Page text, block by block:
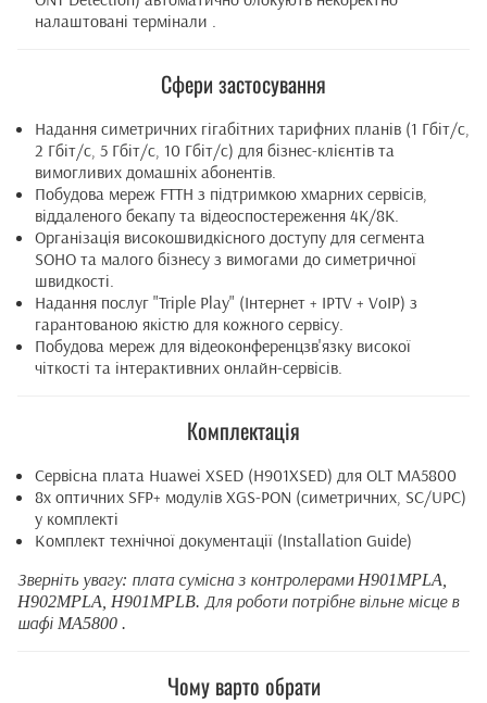
налаштовані термінали .
Сфери застосування
Надання симетричних гігабітних тарифних планів (1 Гбіт/с,
2 Гбіт/с, 5 Гбіт/с, 10 Гбіт/с) для бізнес-клієнтів та
вимогливих домашніх абонентів.
Побудова мереж FTTH з підтримкою хмарних сервісів,
віддаленого бекапу та відеоспостереження 4K/8K.
Організація високошвидкісного доступу для сегмента
SOHO та малого бізнесу з вимогами до симетричної
швидкості.
Надання послуг "Triple Play" (Інтернет + IPTV + VoIP) з
гарантованою якістю для кожного сервісу.
Побудова мереж для відеоконференцзв'язку високої
чіткості та інтерактивних онлайн-сервісів.
Комплектація
Сервісна плата Huawei XSED (H901XSED) для OLT MA5800
8x оптичних SFP+ модулів XGS-PON (симетричних, SC/UPC)
у комплекті
Комплект технічної документації (Installation Guide)
Зверніть увагу: плата сумісна з контролерами H901MPLA,
H902MPLA, H901MPLB. Для роботи потрібне вільне місце в
шафі MA5800 .
Чому варто обрати